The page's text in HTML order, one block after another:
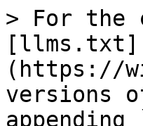
> For the
[llms.txt]
(https://
versions